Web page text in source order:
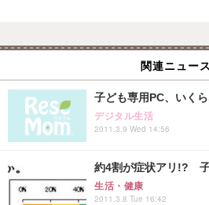
関連ニュース
子ども専用PC、いく
デジタル生活
2011.3.9 Wed 14:56
約4割が症状アリ!?
生活・健康
2011.3.8 Tue 16:42